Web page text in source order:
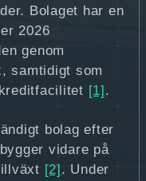
Bolaget har en
2026
genom
samtidigt som
[1] .
bolag efter
vidare på
[2] . Under